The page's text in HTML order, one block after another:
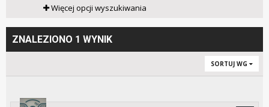
Więcej opcji wyszukiwania
ZNALEZIONO 1 WYNIK
SORTUJ WG